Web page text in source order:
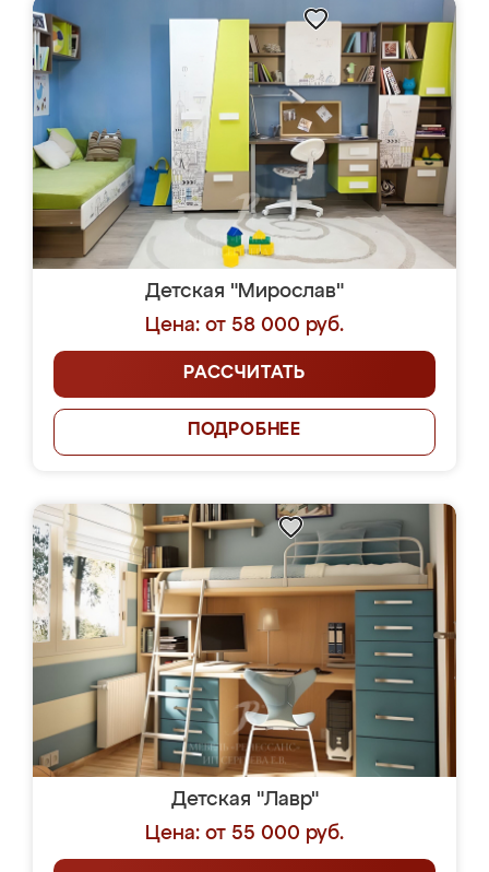
Детская "Мирослав"
Цена: от 58 000 руб.
РАССЧИТАТЬ
ПОДРОБНЕЕ
Детская "Лавр"
Цена: от 55 000 руб.